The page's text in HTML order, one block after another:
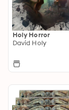
Holy Horror
David Holy